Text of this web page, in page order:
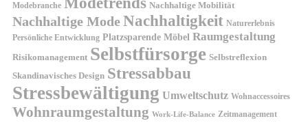
Modebranche Nachhaltige Mobilität
Nachhaltige ModeNachhaltigkeit Naturerlebnis
Persönliche Entwicklung Platzsparende Möbel Raumgestaltung
Risikomanagement Selbstfürsorge Selbstreflexion
Skandinavisches Design Stressabbau
Stressbewältigung Umweltschutz Wohnaccessoires
Wohnraumgestaltung Work-Life-Balance Zeitmanagement